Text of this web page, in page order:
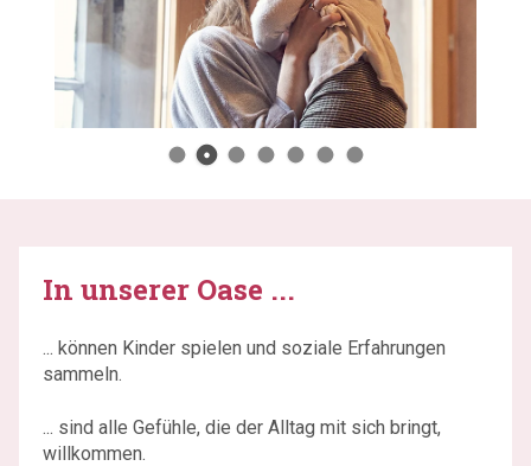
In unserer Oase ...
... können Kinder spielen und soziale Erfahrungen
sammeln.
... sind alle Gefühle, die der Alltag mit sich bringt,
willkommen.